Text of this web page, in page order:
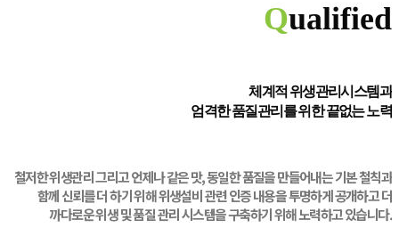
Qualified
체계적 위생관리시스템과
엄격한 품질관리를 위한 끝없는 노력
철저한 위생관리 그리고 언제나 같은 맛, 동일한 품질을 만들어내는 기본 철칙과
함께 신뢰를 더 하기 위해 위생설비 관련 인증 내용을 투명하게 공개하고 더
까다로운 위생 및 품질 관리 시스템을 구축하기 위해 노력하고 있습니다.